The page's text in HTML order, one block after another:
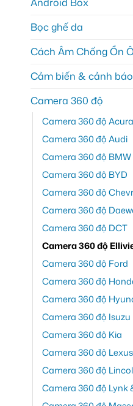
Bọc ghế da
Cách Âm Chống Ồn
Cảm biến & cảnh báo
Camera 360 độ
Camera 360 độ Acura
Camera 360 độ Audi
Camera 360 độ BMW
Camera 360 độ BYD
Camera 360 độ
Camera 360 độ
Camera 360 độ DCT
Camera 360 độ
Camera 360 độ Ford
Camera 360 độ
Camera 360 độ
Camera 360 độ Isuzu
Camera 360 độ Kia
Camera 360 độ Lexus
Camera 360 độ
Camera 360 độ Lynk